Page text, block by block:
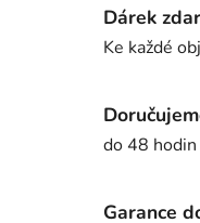
Dárek
Ke každé
do 48
Garance